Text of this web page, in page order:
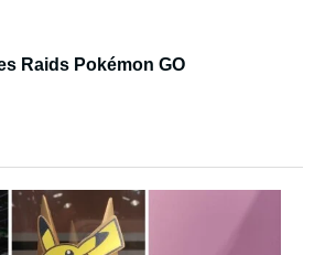
Raids Pokémon GO